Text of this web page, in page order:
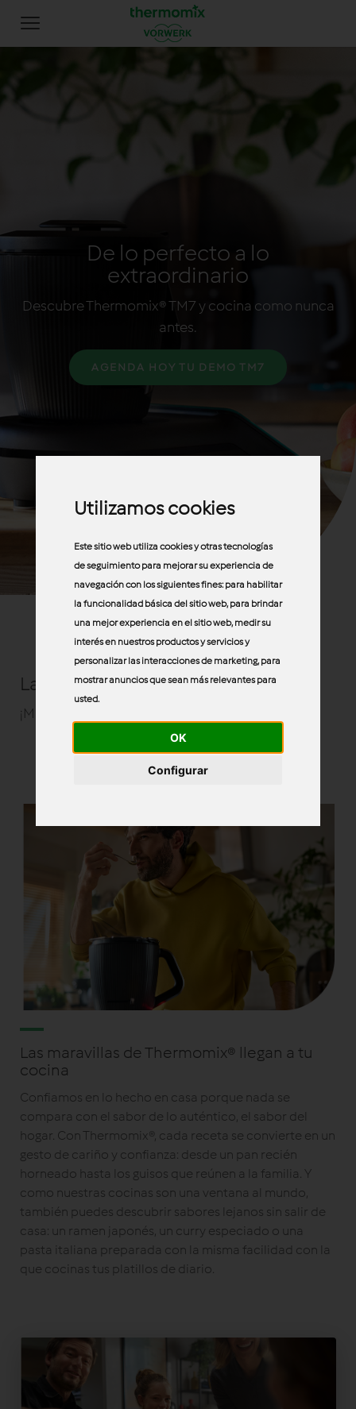
Utilizamos cookies
Este sitio web utiliza cookies y otras tecnologías
de seguimiento para mejorar su experiencia de
navegación con los siguientes fines:para habilitar
la funcionalidad básica del sitio web,para brindar
una mejor experiencia en el sitio web,medir su
interés en nuestros productos y servicios y
personalizar las interacciones de marketing,para
mostrar anuncios que sean más relevantes para
usted.
OK
Configurar
De lo perfecto a lo
extraordinario
Descubre Thermomix® TM7 y cocina como nunca
antes.
AGENDA HOY TU DEMO TM7
La cocina del futuro, en tu cocina.
¡Maravíllate con Thermomix
Las maravillas de Thermomix® llegan a tu
cocina
Confiamos en lo hecho en casa porque nada se
compara con el sabor de lo auténtico, el sabor del
hogar. Con Thermomix®, cada receta se convierte en un
gesto de cariño y confianza: desde un pan recién
horneado hasta los guisos que reúnen a la familia. Y
como nuestras cocinas son una ventana al mundo,
también puedes descubrir sabores lejanos sin salir de
casa: un ramen japonés, un curry especiado o una
pasta italiana preparada con la misma facilidad con la
que cocinas tus platillos de diario.